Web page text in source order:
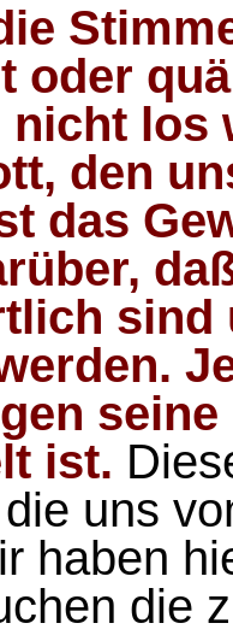
oder
nicht los
den
das
sind
ist.
uns
haben
die